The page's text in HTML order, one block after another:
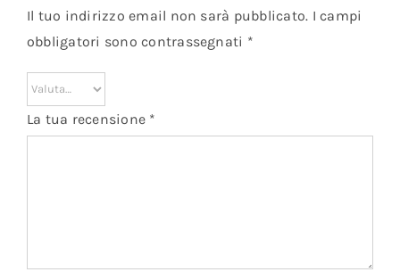
Il tuo indirizzo email non sarà pubblicato. I campi
obbligatori sono contrassegnati *
La tua recensione *